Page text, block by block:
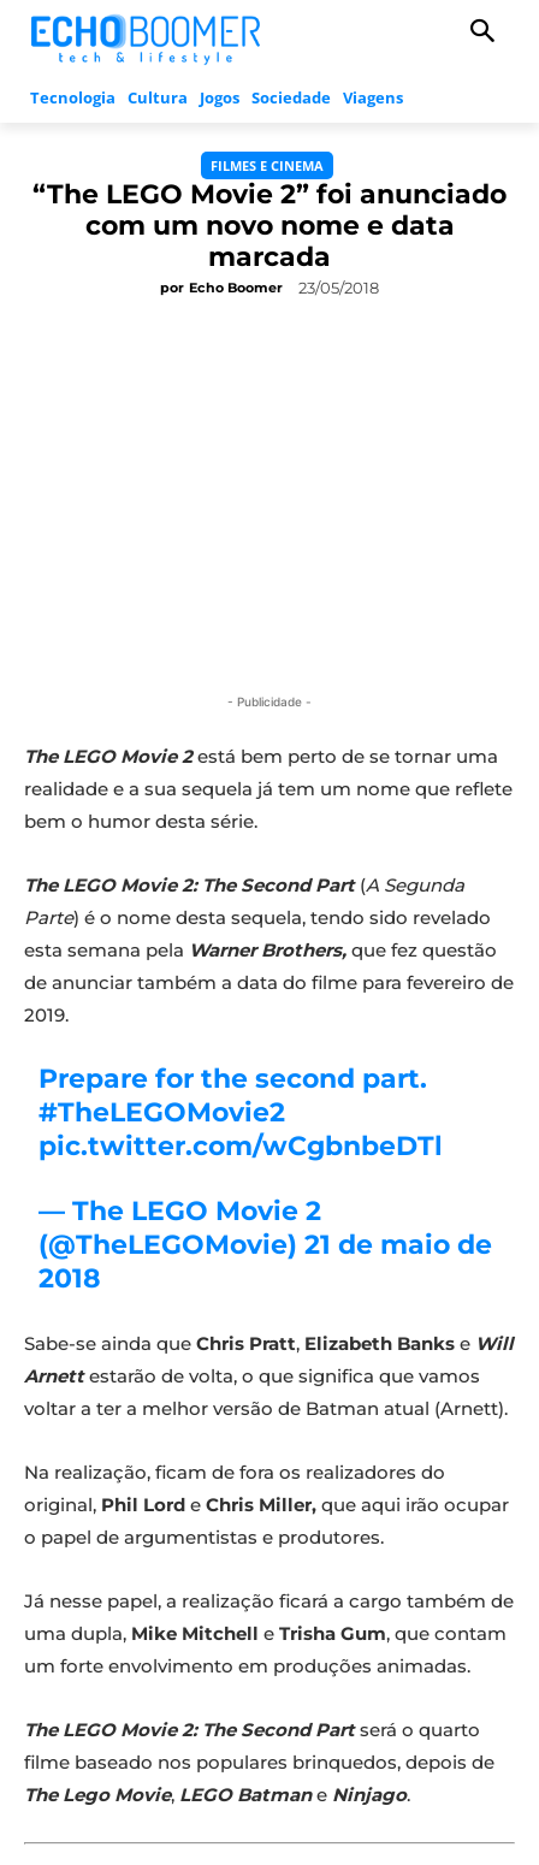
Tecnologia Cultura Jogos Sociedade Viagens
FILMES E CINEMA
“The LEGO Movie 2” foi anunciado
com um novo nome e data
marcada
por Echo Boomer 23/05/2018
- Publicidade -
The LEGO Movie 2está bem perto de se tornar uma
realidade e a sua sequela já tem um nome que reflete
bem o humor desta série.
The LEGO Movie 2: The Second Part (A Segunda
Parte) é o nome desta sequela, tendo sido revelado
esta semana pela Warner Brothers, que fez questão
de anunciar também a data do filme para fevereiro de
2019.
Prepare for the second part.
#TheLEGOMovie2
pic.twitter.com/wCgbnbeDTl
— The LEGO Movie 2
(@TheLEGOMovie) 21 de maio de
2018
Sabe-se ainda que Chris Pratt, Elizabeth Banks e Will
Arnett estarão de volta, o que significa que vamos
voltar a ter a melhor versão de Batman atual (Arnett).
Na realização, ficam de fora os realizadores do
original, Phil Lord e Chris Miller, que aqui irão ocupar
o papel de argumentistas e produtores.
Já nesse papel, a realização ficará a cargo também de
uma dupla, Mike Mitchell e Trisha Gum, que contam
um forte envolvimento em produções animadas.
The LEGO Movie 2: The Second Partserá o quarto
filme baseado nos populares brinquedos, depois de
The Lego Movie, LEGO Batmane Ninjago.